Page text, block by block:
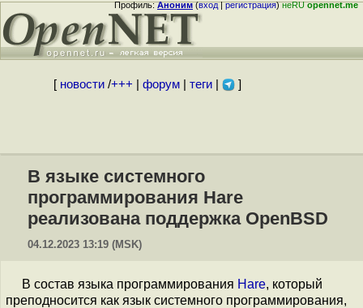
Профиль:Аноним(вход|регистрация)неRUopennet.me
[ новости/+++ форум| теги| ]
В языке системного
программирования Hare
реализована поддержка OpenBSD
04.12.2023 13:19 (MSK)
В состав языка программирования Hare, который
преподносится как язык системного программирования,